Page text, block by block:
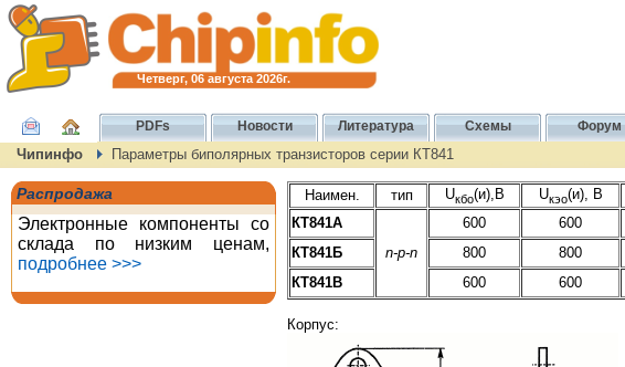
Четверг, 06 августа 2026г.
PDFs Новости Литература Схемы Форум
Чипинфо Параметры биполярных транзисторов серии КТ841
Распродажа
Электронные компоненты со
склада по низким ценам,
подробнее >>>
Наимен. тип Uкбо(и),В Uкэо(и), В
КТ841А
n-p-n
600 600
КТ841Б
800 800
КТ841В
600 600
Корпус: